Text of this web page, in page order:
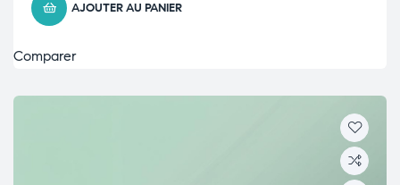
AJOUTER AU PANIER
Comparer